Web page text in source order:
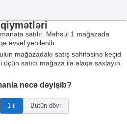
manata satılır. Məhsul 1 mağazada
əvvəl yenilənib.
mağazadakı satış səhifəsinə keçid
satıcı mağaza ilə əlaqə saxlayın.
necə dəyişib?
1 il Bütün dövr